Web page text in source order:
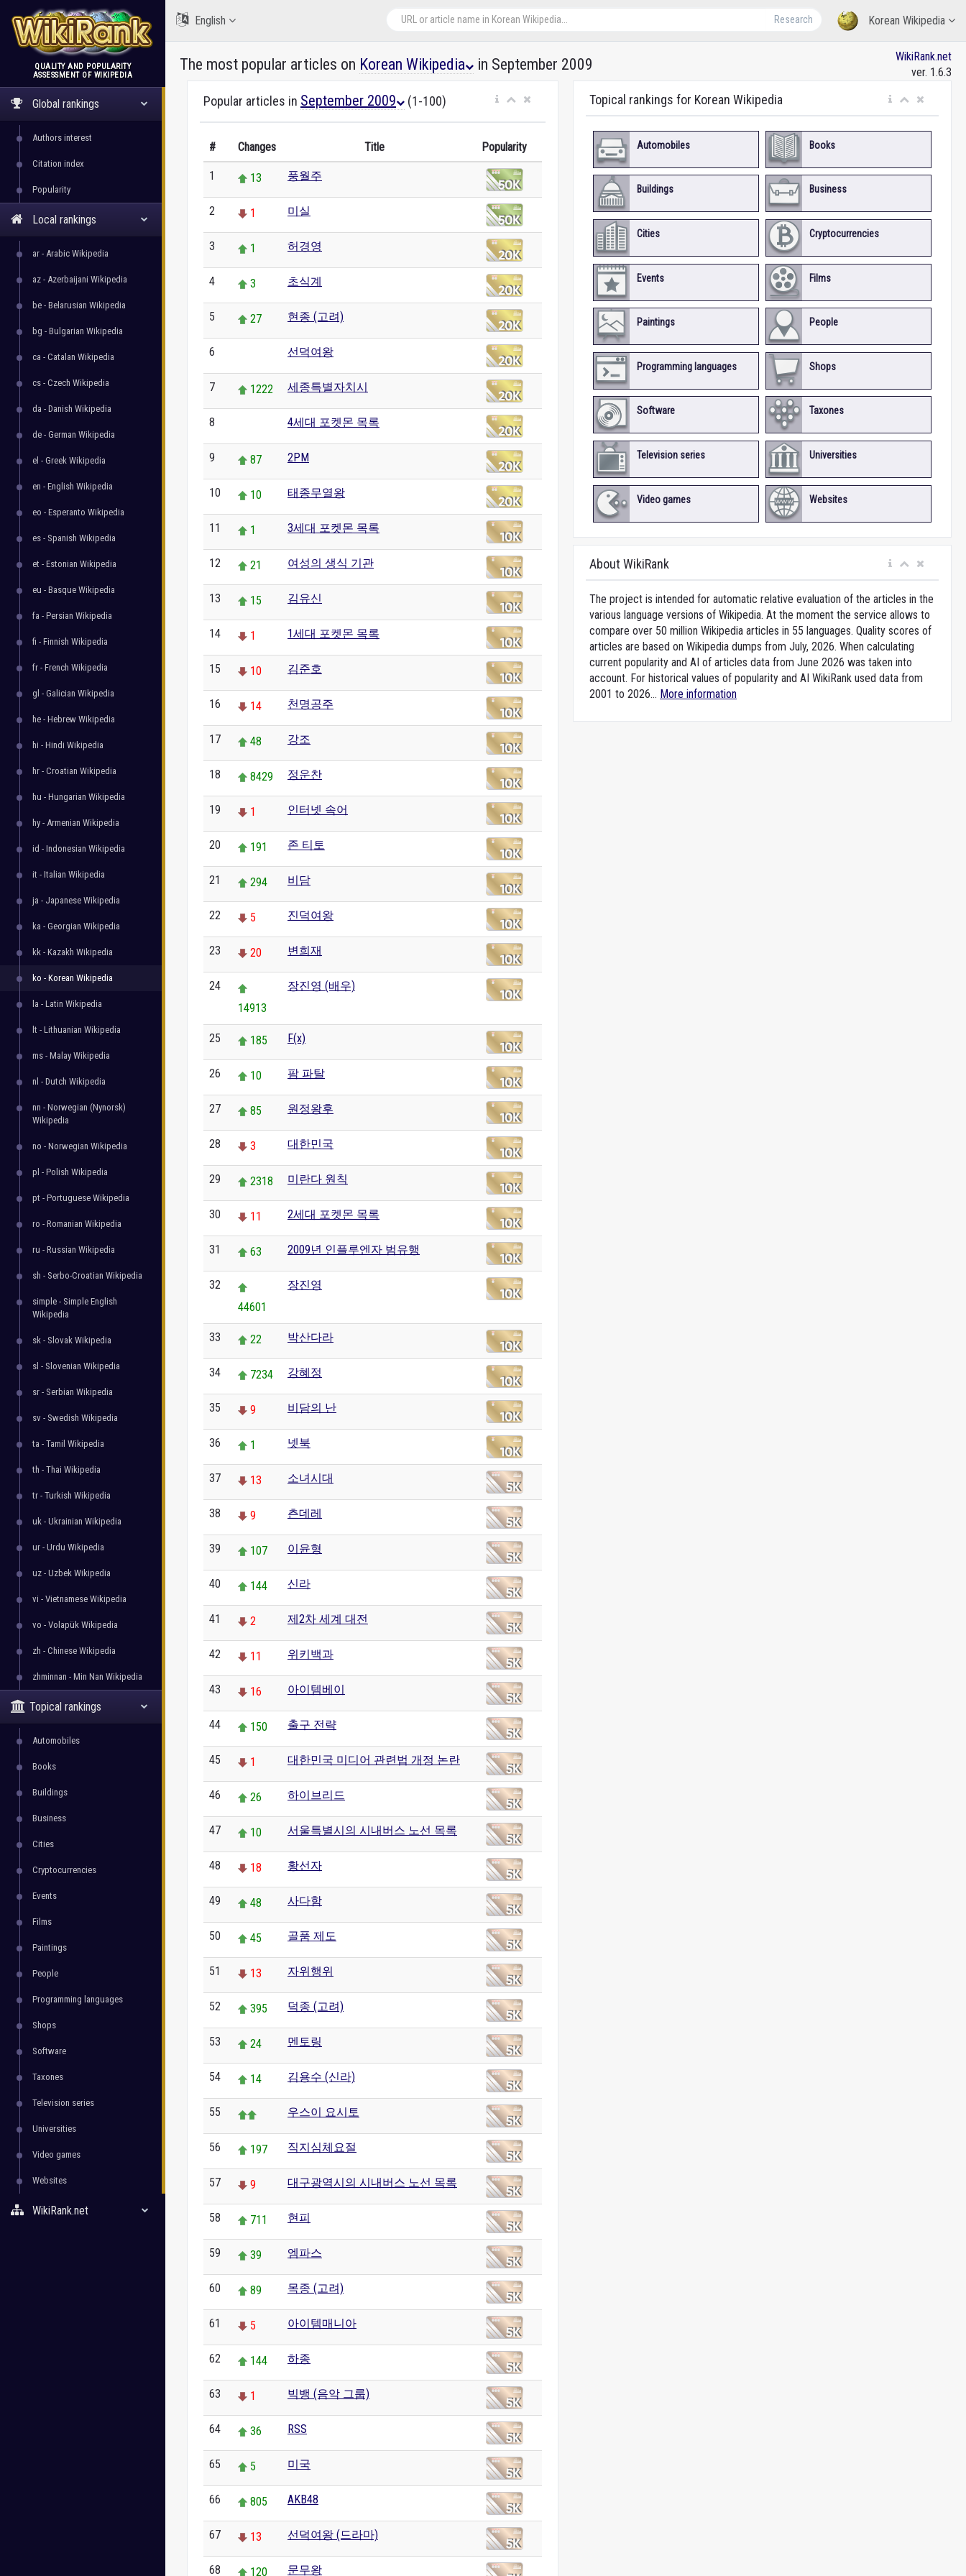
WikiRank
QUALITY AND POPULARITY
ASSESSMENT OF WIKIPEDIA
Global rankings
Authors interest
Citation index
Popularity
Local rankings
ar - Arabic Wikipedia
az - Azerbaijani Wikipedia
be - Belarusian Wikipedia
bg - Bulgarian Wikipedia
ca - Catalan Wikipedia
cs - Czech Wikipedia
da - Danish Wikipedia
de - German Wikipedia
el - Greek Wikipedia
en - English Wikipedia
eo - Esperanto Wikipedia
es - Spanish Wikipedia
et - Estonian Wikipedia
eu - Basque Wikipedia
fa - Persian Wikipedia
fi - Finnish Wikipedia
fr - French Wikipedia
gl - Galician Wikipedia
he - Hebrew Wikipedia
hi - Hindi Wikipedia
hr - Croatian Wikipedia
hu - Hungarian Wikipedia
hy - Armenian Wikipedia
id - Indonesian Wikipedia
it - Italian Wikipedia
ja - Japanese Wikipedia
ka - Georgian Wikipedia
kk - Kazakh Wikipedia
ko - Korean Wikipedia
la - Latin Wikipedia
lt - Lithuanian Wikipedia
ms - Malay Wikipedia
nl - Dutch Wikipedia
nn - Norwegian (Nynorsk)
Wikipedia
no - Norwegian Wikipedia
pl - Polish Wikipedia
pt - Portuguese Wikipedia
ro - Romanian Wikipedia
ru - Russian Wikipedia
sh - Serbo-Croatian Wikipedia
simple - Simple English
Wikipedia
sk - Slovak Wikipedia
sl - Slovenian Wikipedia
sr - Serbian Wikipedia
sv - Swedish Wikipedia
ta - Tamil Wikipedia
th - Thai Wikipedia
tr - Turkish Wikipedia
uk - Ukrainian Wikipedia
ur - Urdu Wikipedia
uz - Uzbek Wikipedia
vi - Vietnamese Wikipedia
vo - Volapük Wikipedia
zh - Chinese Wikipedia
zhminnan - Min Nan Wikipedia
Topical rankings
Automobiles
Books
Buildings
Business
Cities
Cryptocurrencies
Events
Films
Paintings
People
Programming languages
Shops
Software
Taxones
Television series
Universities
Video games
Websites
WikiRank.net
Korean Wikipedia
Research
English
The most popular articles on Korean Wikipedia in September 2009
WikiRank.net
ver. 1.6.3
Popular articles in September 2009 (1-100)
# Changes Title Popularity
1 13 풍월주
2 1 미실
3 1 허경영
4 3 초식계
5 27 현종 (고려)
6 선덕여왕
7 1222 세종특별자치시
8 4세대 포켓몬 목록
9 87 2PM
10 10 태종무열왕
11 1 3세대 포켓몬 목록
12 21 여성의 생식 기관
13 15 김유신
14 1 1세대 포켓몬 목록
15 10 김준호
16 14 천명공주
17 48 강조
18 8429 정운찬
19 1 인터넷 속어
20 191 존 티토
21 294 비담
22 5 진덕여왕
23 20 변희재
24
14913
장진영 (배우)
25 185 F(x)
26 10 팜 파탈
27 85 원정왕후
28 3 대한민국
29 2318 미란다 원칙
30 11 2세대 포켓몬 목록
31 63 2009년 인플루엔자 범유행
32
44601
장진영
33 22 박산다라
34 7234 강혜정
35 9 비담의 난
36 1 넷북
37 13 소녀시대
38 9 츤데레
39 107 이윤형
40 144 신라
41 2 제2차 세계 대전
42 11 위키백과
43 16 아이템베이
44 150 출구 전략
45 1 대한민국 미디어 관련법 개정 논란
46 26 하이브리드
47 10 서울특별시의 시내버스 노선 목록
48 18 황선자
49 48 사다함
50 45 골품 제도
51 13 자위행위
52 395 덕종 (고려)
53 24 멘토링
54 14 김용수 (신라)
55 우스이 요시토
56 197 직지심체요절
57 9 대구광역시의 시내버스 노선 목록
58 711 현피
59 39 엠파스
60 89 목종 (고려)
61 5 아이템매니아
62 144 하종
63 1 빅뱅 (음악 그룹)
64 36 RSS
65 5 미국
66 805 AKB48
67 13 선덕여왕 (드라마)
68 120 문무왕
Topical rankings for Korean Wikipedia
Automobiles Books
Buildings Business
Cities Cryptocurrencies
Events Films
Paintings People
Programming languages Shops
Software Taxones
Television series Universities
Video games Websites
About WikiRank
The project is intended for automatic relative evaluation of the articles in the
various language versions of Wikipedia. At the moment the service allows to
compare over 50 million Wikipedia articles in 55 languages. Quality scores of
articles are based on Wikipedia dumps from July, 2026. When calculating
current popularity and AI of articles data from June 2026 was taken into
account. For historical values of popularity and AI WikiRank used data from
2001 to 2026... More information